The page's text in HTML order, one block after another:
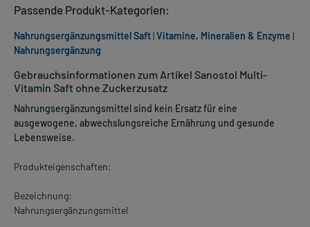
Gebrauchsinformationen zum Artikel Sanostol Multi-
Vitamin Saft ohne Zuckerzusatz
Nahrungsergänzungsmittel sind kein Ersatz für eine
ausgewogene, abwechslungsreiche Ernährung und gesunde
Lebensweise.
Produkteigenschaften:
Bezeichnung:
Nahrungsergänzungsmittel
Passende Produkt-Kategorien:
Nahrungsergänzungsmittel Saft|Vitamine, Mineralien & Enzyme |
Nahrungsergänzung